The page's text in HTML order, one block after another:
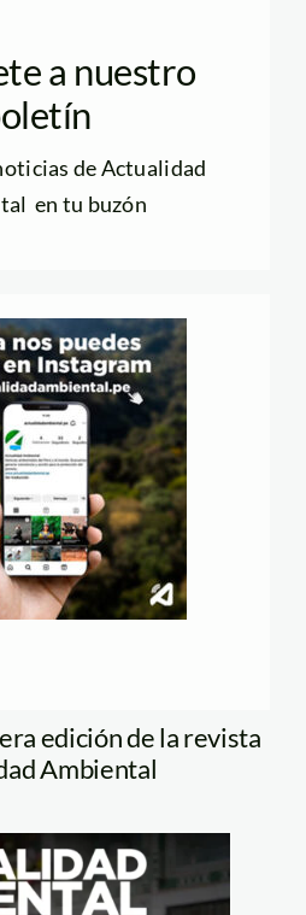
a nuestro
de Actualidad
en tu buzón
edición de la revista
Ambiental